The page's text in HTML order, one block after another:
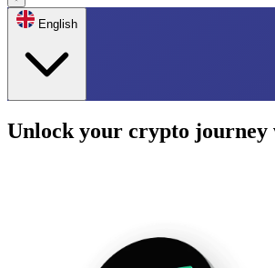
English
Unlock your crypto journey